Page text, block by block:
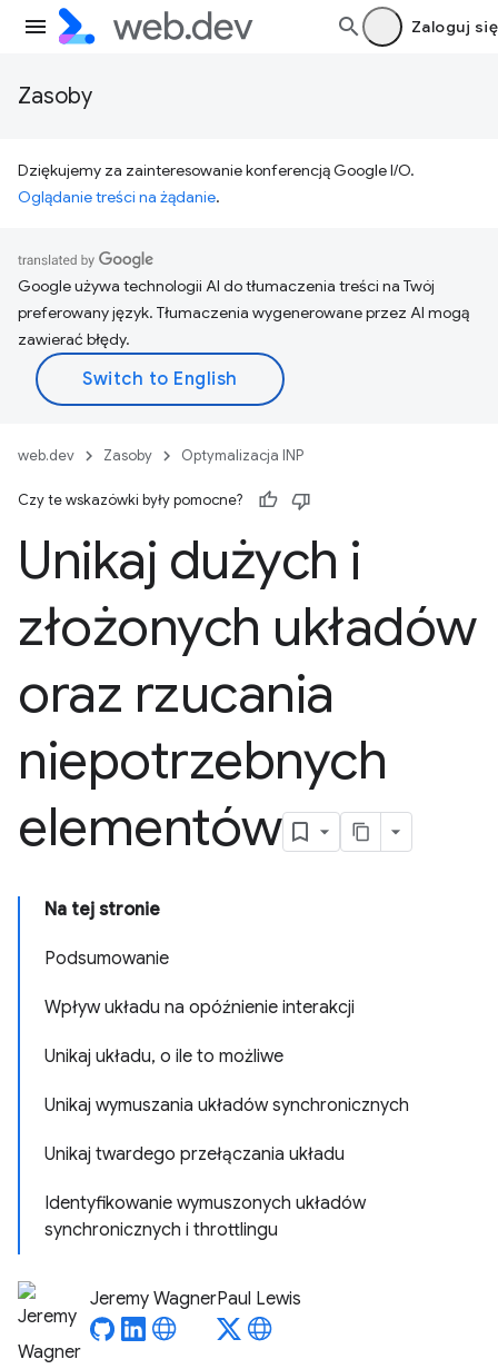
Zaloguj się
Zasoby
Dziękujemy za zainteresowanie konferencją Google I/O.
Oglądanie treści na żądanie.
Google używa technologii AI do tłumaczenia treści na Twój
preferowany język. Tłumaczenia wygenerowane przez AI mogą
zawierać błędy.
web.dev Zasoby Optymalizacja INP
Czy te wskazówki były pomocne?
Unikaj dużych i
złożonych układów
oraz rzucania
niepotrzebnych
elementów
Na tej stronie
Podsumowanie
Wpływ układu na opóźnienie interakcji
Unikaj układu, o ile to możliwe
Unikaj wymuszania układów synchronicznych
Unikaj twardego przełączania układu
Identyfikowanie wymuszonych układów
synchronicznych i throttlingu
Jeremy WagnerPaul Lewis